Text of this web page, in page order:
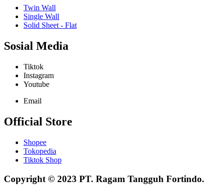
Twin Wall
Single Wall
Solid Sheet - Flat
Sosial Media
Tiktok
Instagram
Youtube
Email
Official Store
Shopee
Tokopedia
Tiktok Shop
Copyright © 2023 PT. Ragam Tangguh Fortindo.